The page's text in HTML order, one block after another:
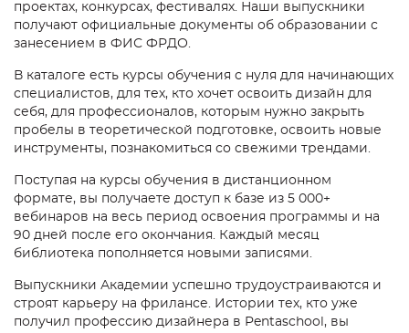
проектах, конкурсах, фестивалях. Наши выпускники
получают официальные документы об образовании с
занесением в ФИС ФРДО.
В каталоге есть курсы обучения с нуля для начинающих
специалистов, для тех, кто хочет освоить дизайн для
себя, для профессионалов, которым нужно закрыть
пробелы в теоретической подготовке, освоить новые
инструменты, познакомиться со свежими трендами.
Поступая на курсы обучения в дистанционном
формате, вы получаете доступ к базе из 5 000+
вебинаров на весь период освоения программы и на
90 дней после его окончания. Каждый месяц
библиотека пополняется новыми записями.
Выпускники Академии успешно трудоустраиваются и
строят карьеру на фрилансе. Истории тех, кто уже
получил профессию дизайнера в Pentaschool, вы